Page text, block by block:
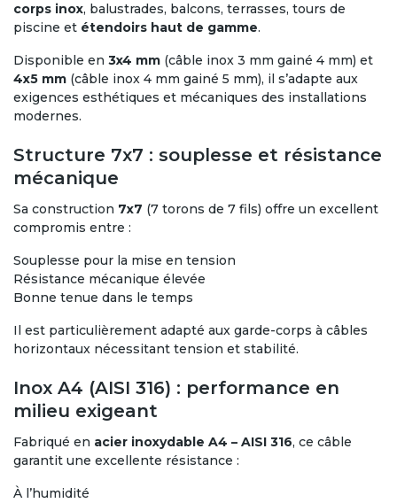
corps inox, balustrades, balcons, terrasses, tours de
piscine et étendoirs haut de gamme.
Disponible en 3x4 mm (câble inox 3 mm gainé 4 mm) et
4x5 mm (câble inox 4 mm gainé 5 mm), il s’adapte aux
exigences esthétiques et mécaniques des installations
modernes.
Structure 7x7 : souplesse et résistance
mécanique
Sa construction 7x7 (7 torons de 7 fils) offre un excellent
compromis entre :
Souplesse pour la mise en tension
Résistance mécanique élevée
Bonne tenue dans le temps
Il est particulièrement adapté aux garde-corps à câbles
horizontaux nécessitant tension et stabilité.
Inox A4 (AISI 316) : performance en
milieu exigeant
Fabriqué en acier inoxydable A4 – AISI 316, ce câble
garantit une excellente résistance :
À l’humidité